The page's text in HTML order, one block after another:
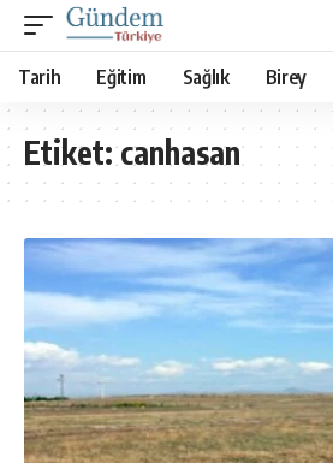
Tarih Eğitim Sağlık Birey
Etiket:canhasan